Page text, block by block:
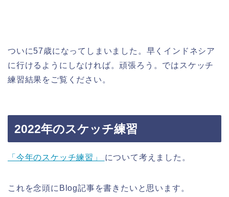
ついに57歳になってしまいました。早くインドネシア
に行けるようにしなければ。頑張ろう。ではスケッチ
練習結果をご覧ください。
2022年のスケッチ練習
「今年のスケッチ練習」 について考えました。
これを念頭にBlog記事を書きたいと思います。